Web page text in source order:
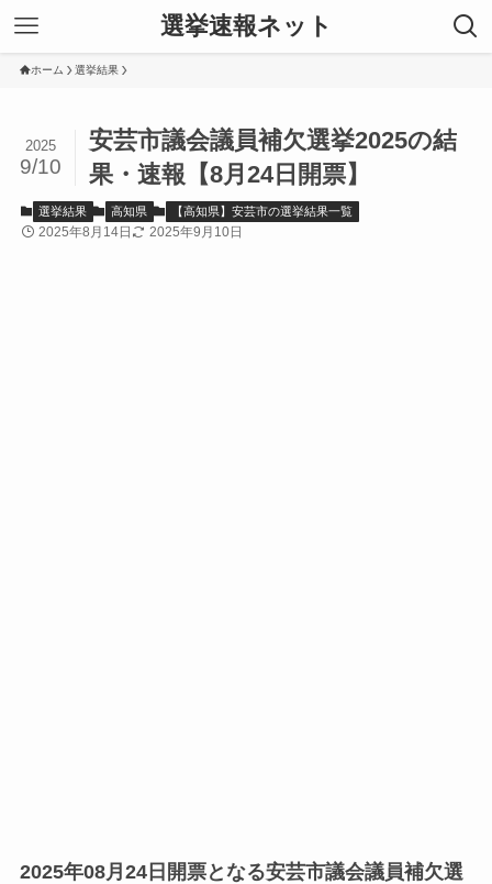
選挙速報ネット
ホーム 選挙結果
安芸市議会議員補欠選挙2025の結
果・速報【8月24日開票】
2025
9/10
選挙結果 高知県 【高知県】安芸市の選挙結果一覧
2025年8月14日 2025年9月10日
2025年08月24日開票となる安芸市議会議員補欠選